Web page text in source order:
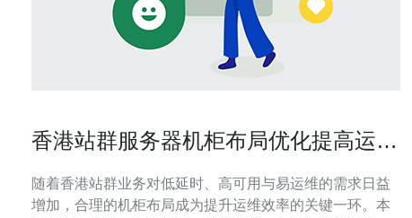
香港站群服务器机柜布局优化提高运维
随着香港站群业务对低延时、高可用与易运维的需求日益
增加，合理的机柜布局成为提升运维效率的关键一环。本